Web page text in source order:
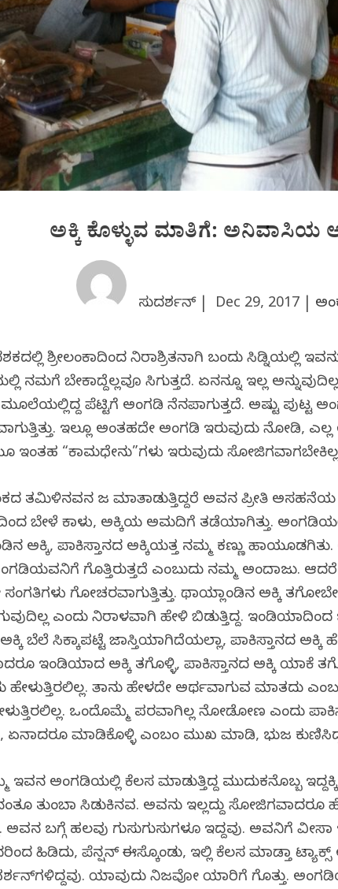
ಅಕ್ಕಿ ಕೊಳ್ಳುವ ಮಾತಿಗೆ: ಅನಿವಾಸಿಯ
ಸುದರ್ಶನ್ | Dec 29, 2017|
ಶ್ರೀಲಂಕಾದಿಂದ ನಿರಾಶ್ರಿತನಾಗಿ ಬಂದು ಸಿಡ್ನಿಯಲ್ಲಿ
ನಮಗೆ ಬೇಕಾದ್ದೆಲ್ಲವೂ ಸಿಗುತ್ತದೆ. ಏನನ್ನೂ ಇಲ್ಲ
ಪೆಟ್ಟಿಗೆ ಅಂಗಡಿ ನೆನಪಾಗುತ್ತದೆ. ಅಷ್ಟು ಪುಟ್ಟ
ಇಲ್ಲೂ ಅಂತಹದೇ ಅಂಗಡಿ ಇರುವುದು ನೋಡಿ,
ಇಂತಹ “ಕಾಮಧೇನು”ಗಳು ಇರುವುದು ಸೋಜಿಗವಾಗಬೇಕಿಲ್ಲ
ತಮಿಳಿನವನ ಜತೆ ಮಾತಾಡುತ್ತಿದ್ದರೆ ಅವನ ಪ್ರೀತಿ ಅಸಹನೆಯ
ಬೇಳೆ ಕಾಳು, ಅಕ್ಕಿಯ ಅಮದಿಗೆ ತಡೆಯಾಗಿತ್ತು.
ಅಕ್ಕಿ, ಪಾಕಿಸ್ತಾನದ ಅಕ್ಕಿಯತ್ತ ನಮ್ಮ ಕಣ್ಣು ಹಾಯತೊಡಗಿತು.
ಗೊತ್ತಿರುತ್ತದೆ ಎಂಬುದು ನಮ್ಮ ಅಂದಾಜು.
ಗೋಚರವಾಗುತ್ತಿತ್ತು. ಥಾಯ್ಲಾಂಡಿನ ಅಕ್ಕಿ
ಎಂದು ನಿರಾಳವಾಗಿ ಹೇಳಿ ಬಿಡುತ್ತಿದ್ದ. ಇಂಡಿಯಾದಿಂದ
ಬೆಲೆ ಸಿಕ್ಕಾಪಟ್ಟೆ ಜಾಸ್ತಿಯಾಗಿದೆಯಲ್ಲಾ, ಪಾಕಿಸ್ತಾನದ ಅಕ್ಕಿ
ಇಂಡಿಯಾದ ಅಕ್ಕಿ ತಗೊಳ್ಳಿ, ಪಾಕಿಸ್ತಾನದ ಅಕ್ಕಿ ಯಾಕೆ
ತಾನು ಹೇಳದೇ ಅರ್ಥವಾಗುವ ಮಾತದು
ಒಂದೊಮ್ಮೆ ಪರವಾಗಿಲ್ಲ ನೋಡೋಣ ಎಂದು
ಏನಾದರೂ ಮಾಡಿಕೊಳ್ಳಿ ಎಂಬಂತೆ ಮುಖ ಮಾಡಿ, ಭುಜ
ಇವನ ಅಂಗಡಿಯಲ್ಲಿ ಕೆಲಸ ಮಾಡುತ್ತಿದ್ದ ಮುದುಕನೊಬ್ಬ
ತುಂಬಾ ಸಿಡುಕಿನವ. ಅವನು ಇಲ್ಲದ್ದು ಸೋಜಿಗವಾದರೂ
ಅವನ ಬಗ್ಗೆ ಹಲವು ಗುಸುಗುಸುಗಳೂ ಇದ್ದವು. ಅವನಿಗೆ ವೀಸಾ
ಹಿಡಿದು, ಪೆನ್ಷನ್ ಈಸ್ಕೊಂಡು, ಇಲ್ಲಿ ಕೆಲಸ ಮಾಡ್ತಾ
ಯಾವುದು ನಿಜವೋ ಯಾರಿಗೆ ಗೊತ್ತು.